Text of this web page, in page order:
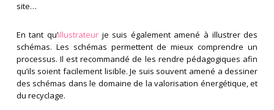
site…
En tant qu’illustrateur je suis également amené à illustrer des
schémas. Les schémas permettent de mieux comprendre un
processus. Il est recommandé de les rendre pédagogiques afin
qu’ils soient facilement lisible. Je suis souvent amené a dessiner
des schémas dans le domaine de la valorisation énergétique, et
du recyclage.